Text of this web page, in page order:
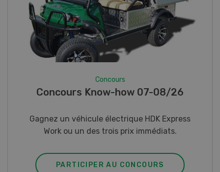
Photo mystère 07-08/26
Gagnez l’un des cinq couteaux de poche LANDI
PARTICIPER AU CONCOURS